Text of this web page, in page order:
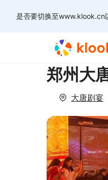
是否要切换至www.klook.cn
郑州大
大唐剧宴